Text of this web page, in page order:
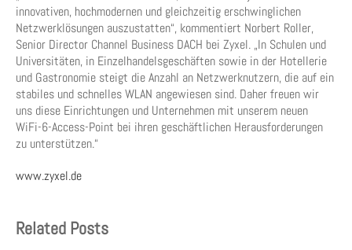
innovativen, hochmodernen und gleichzeitig erschwinglichen
Netzwerklösungen auszustatten“, kommentiert Norbert Roller,
Senior Director Channel Business DACH bei Zyxel. „In Schulen und
Universitäten, in Einzelhandelsgeschäften sowie in der Hotellerie
und Gastronomie steigt die Anzahl an Netzwerknutzern, die auf ein
stabiles und schnelles WLAN angewiesen sind. Daher freuen wir
uns diese Einrichtungen und Unternehmen mit unserem neuen
WiFi-6-Access-Point bei ihren geschäftlichen Herausforderungen
zu unterstützen.“
www.zyxel.de
Related Posts